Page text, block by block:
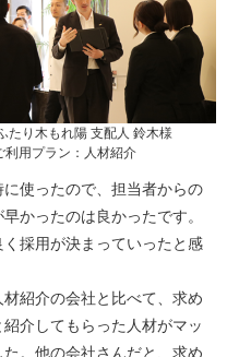
たり木もれ陽 支配人 鈴木様
利用プラン：人材紹介
使ったので、担当者からの
かったのは良かったです。
く採用が決まっていったと感
材紹介の会社と比べて、求め
介してもらった人材がマッ
。他の会社さんだと、求め